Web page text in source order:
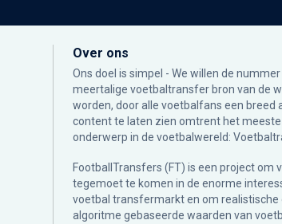
Over ons
Ons doel is simpel - We willen de nummer
meertalige voetbaltransfer bron van de
worden, door alle voetbalfans een breed
content te laten zien omtrent het
onderwerp in de voetbalwereld:
FootballTransfers (FT) is een project om
tegemoet te komen in de enorme
voetbal transfermarkt en om realistische
algoritme gebaseerde waarden van